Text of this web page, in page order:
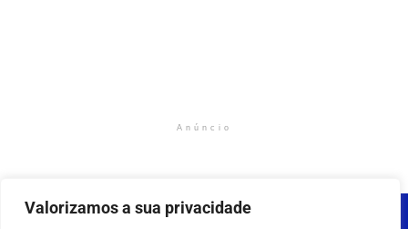
Valorizamos a sua privacidade
Anúncio